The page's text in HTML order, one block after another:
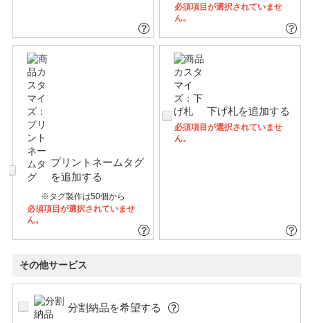
必須項目が選択されていませ
ん。
プリントネームタグ
を追加する
※タグ製作は50個から
必須項目が選択されていませ
ん。
下げ札を追加する
必須項目が選択されていませ
ん。
その他サービス
分割納品を希望する